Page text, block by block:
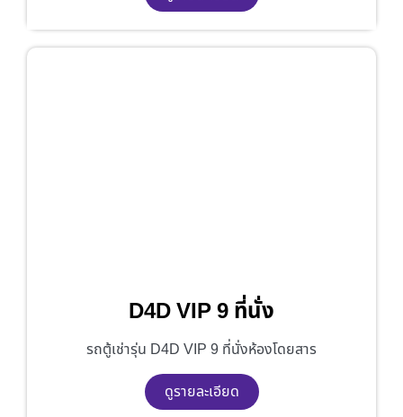
D4D VIP 9 ที่นั่ง
รถตู้เช่ารุ่น D4D VIP 9 ที่นั่งห้องโดยสาร
ดูรายละเอียด